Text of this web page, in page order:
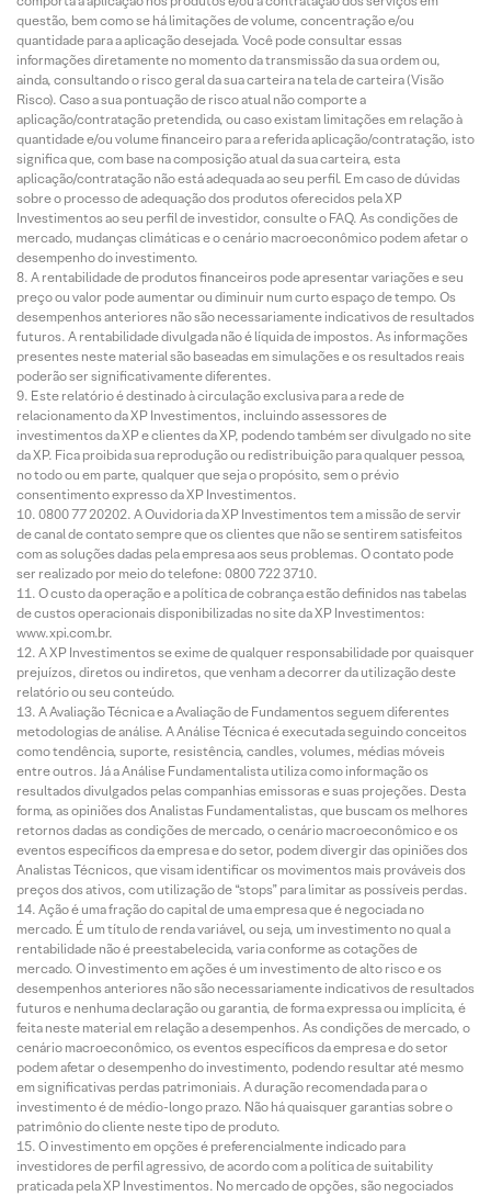
questão, bem como se há limitações de volume, concentração e/ou
quantidade para a aplicação desejada. Você pode consultar essas
informações diretamente no momento da transmissão da sua ordem ou,
ainda, consultando o risco geral da sua carteira na tela de carteira (Visão
Risco). Caso a sua pontuação de risco atual não comporte a
aplicação/contratação pretendida, ou caso existam limitações em relação à
quantidade e/ou volume financeiro para a referida aplicação/contratação, isto
significa que, com base na composição atual da sua carteira, esta
aplicação/contratação não está adequada ao seu perfil. Em caso de dúvidas
sobre o processo de adequação dos produtos oferecidos pela XP
Investimentos ao seu perfil de investidor, consulte o FAQ. As condições de
mercado, mudanças climáticas e o cenário macroeconômico podem afetar o
desempenho do investimento.
A rentabilidade de produtos financeiros pode apresentar variações e seu
preço ou valor pode aumentar ou diminuir num curto espaço de tempo. Os
desempenhos anteriores não são necessariamente indicativos de resultados
futuros. A rentabilidade divulgada não é líquida de impostos. As informações
presentes neste material são baseadas em simulações e os resultados reais
poderão ser significativamente diferentes.
Este relatório é destinado à circulação exclusiva para a rede de
relacionamento da XP Investimentos, incluindo assessores de
investimentos da XP e clientes da XP, podendo também ser divulgado no site
da XP. Fica proibida sua reprodução ou redistribuição para qualquer pessoa,
no todo ou em parte, qualquer que seja o propósito, sem o prévio
consentimento expresso da XP Investimentos.
0800 77 20202. A Ouvidoria da XP Investimentos tem a missão de servir
de canal de contato sempre que os clientes que não se sentirem satisfeitos
com as soluções dadas pela empresa aos seus problemas. O contato pode
ser realizado por meio do telefone: 0800 722 3710.
O custo da operação e a política de cobrança estão definidos nas tabelas
de custos operacionais disponibilizadas no site da XP Investimentos:
www.xpi.com.br.
A XP Investimentos se exime de qualquer responsabilidade por quaisquer
prejuízos, diretos ou indiretos, que venham a decorrer da utilização deste
relatório ou seu conteúdo.
A Avaliação Técnica e a Avaliação de Fundamentos seguem diferentes
metodologias de análise. A Análise Técnica é executada seguindo conceitos
como tendência, suporte, resistência, candles, volumes, médias móveis
entre outros. Já a Análise Fundamentalista utiliza como informação os
resultados divulgados pelas companhias emissoras e suas projeções. Desta
forma, as opiniões dos Analistas Fundamentalistas, que buscam os melhores
retornos dadas as condições de mercado, o cenário macroeconômico e os
eventos específicos da empresa e do setor, podem divergir das opiniões dos
Analistas Técnicos, que visam identificar os movimentos mais prováveis dos
preços dos ativos, com utilização de “stops” para limitar as possíveis perdas.
Ação é uma fração do capital de uma empresa que é negociada no
mercado. É um título de renda variável, ou seja, um investimento no qual a
rentabilidade não é preestabelecida, varia conforme as cotações de
mercado. O investimento em ações é um investimento de alto risco e os
desempenhos anteriores não são necessariamente indicativos de resultados
futuros e nenhuma declaração ou garantia, de forma expressa ou implícita, é
feita neste material em relação a desempenhos. As condições de mercado, o
cenário macroeconômico, os eventos específicos da empresa e do setor
podem afetar o desempenho do investimento, podendo resultar até mesmo
em significativas perdas patrimoniais. A duração recomendada para o
investimento é de médio-longo prazo. Não há quaisquer garantias sobre o
patrimônio do cliente neste tipo de produto.
O investimento em opções é preferencialmente indicado para
investidores de perfil agressivo, de acordo com a política de suitability
praticada pela XP Investimentos. No mercado de opções, são negociados